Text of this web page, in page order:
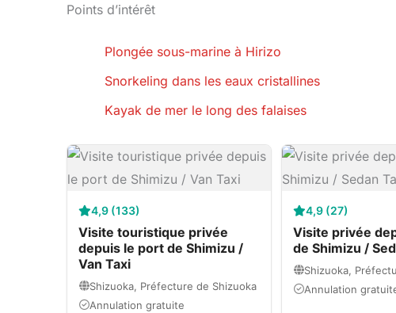
Points d’intérêt
Plongée sous-marine à Hirizo
Snorkeling dans les eaux cristallines
Kayak de mer le long des falaises
4,9 (133)
Visite touristique privée
depuis le port de Shimizu /
Van Taxi
Shizuoka, Préfecture de Shizuoka
Annulation gratuite
4,9 (27)
Visite privée
de Shimizu /
Shizuoka,
Annulation